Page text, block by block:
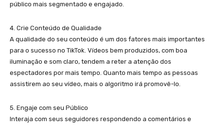
público mais segmentado e engajado.
4. Crie Conteúdo de Qualidade
A qualidade do seu conteúdo é um dos fatores mais importantes
para o sucesso no TikTok. Vídeos bem produzidos, com boa
iluminação e som claro, tendem a reter a atenção dos
espectadores por mais tempo. Quanto mais tempo as pessoas
assistirem ao seu vídeo, mais o algoritmo irá promovê-lo.
5. Engaje com seu Público
Interaja com seus seguidores respondendo a comentários e